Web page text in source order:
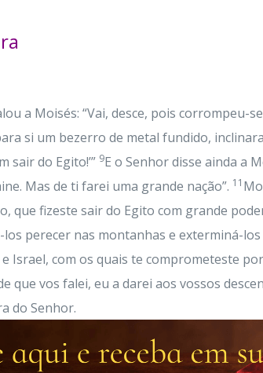
a Moisés: “Vai, desce, pois corrompeu-
si um bezerro de metal fundido,
sair do Egito!’” 9E o Senhor disse ainda a
Mas de ti farei uma grande nação”. 11
que fizeste sair do Egito com grande
perecer nas montanhas e exterminá-
Israel, com os quais te comprometeste
vos falei, eu a darei aos vossos
do Senhor.